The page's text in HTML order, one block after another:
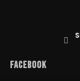
Facebook